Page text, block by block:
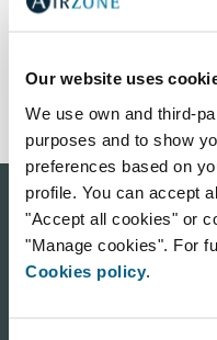
Our website uses
We use own and third-
purposes and to show
preferences based on
profile. You can accept
"Accept all cookies" or
"Manage cookies". For
Cookies policy.
Airzone Pro
Avec le